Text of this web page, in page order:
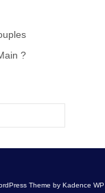
?
Theme by Kadence WP